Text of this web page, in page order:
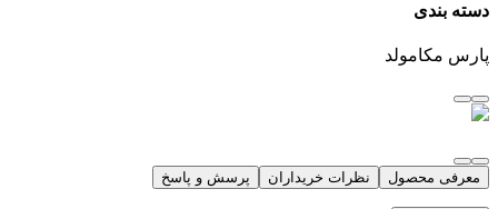
دسته بندی
پارس مکامولد
معرفی محصول نظرات خریداران پرسش و پاسخ